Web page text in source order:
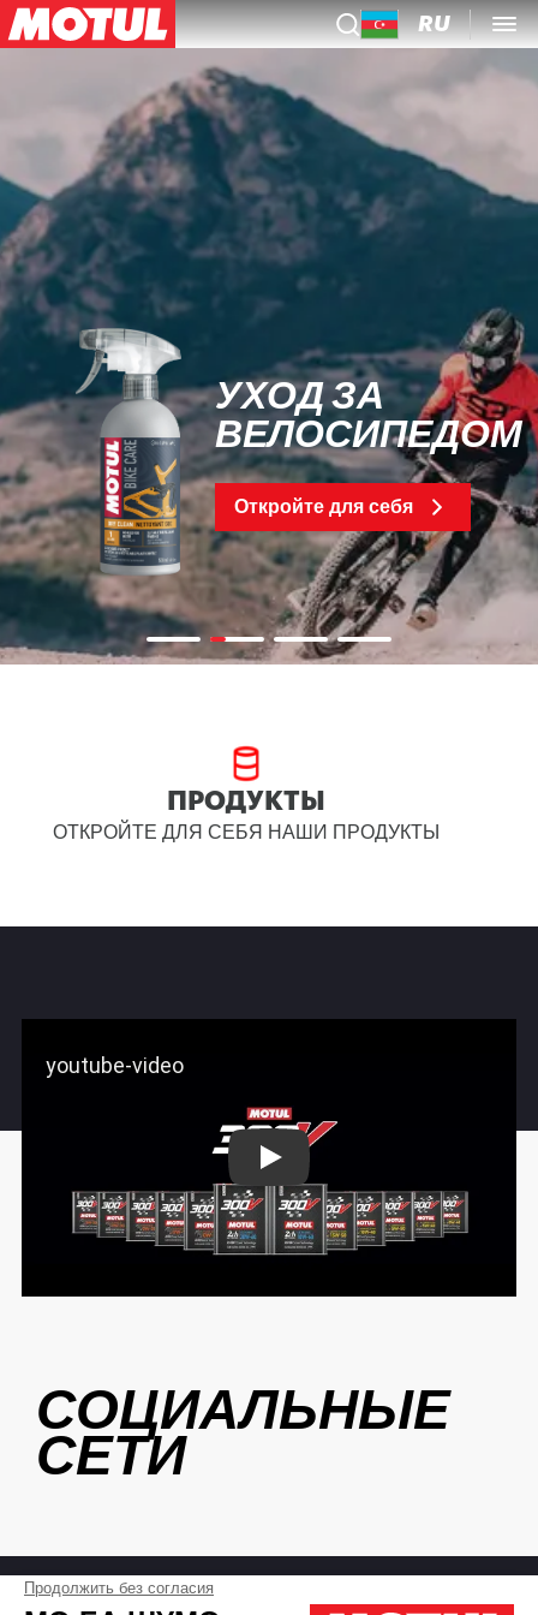
RU
УХОД ЗА
ВЕЛОСИПЕДОМ
Откройте для себя
ПРОДУКТЫ
ОТКРОЙТЕ ДЛЯ СЕБЯ НАШИ ПРОДУКТЫ
СОЦИАЛЬНЫЕ
СЕТИ